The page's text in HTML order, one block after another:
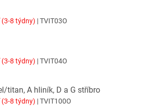
(3-8 týdny) | TVIT03O
(3-8 týdny) | TVIT04O
titan, A hliník, D a G stříbro
(3-8 týdny) | TVIT100O